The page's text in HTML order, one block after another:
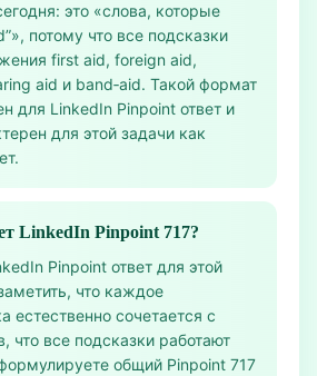
это «слова, которые
потому что все подсказки
first aid, foreign aid,
aid и band‑aid. Такой формат
для LinkedIn Pinpoint ответ и
для этой задачи как
LinkedIn Pinpoint 717?
Pinpoint ответ для этой
что каждое
естественно сочетается с
что все подсказки работают
общий Pinpoint 717